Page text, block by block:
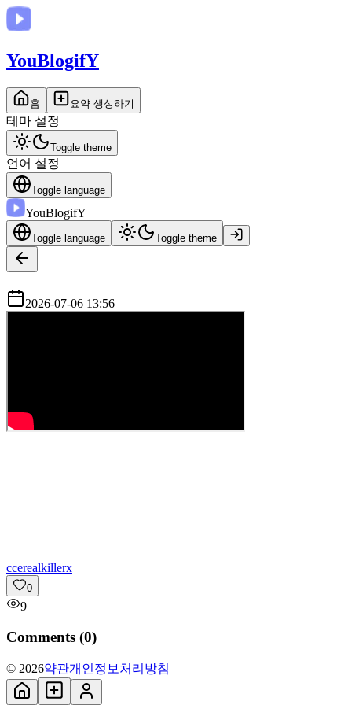
YouBlogifY
홈 요약 생성하기
테마 설정
Toggle theme
언어 설정
Toggle language
YouBlogifY
Toggle language Toggle theme
2026-07-06 13:56
ccerealkillerx
0
9
Comments (0)
© 2026약관개인정보처리방침